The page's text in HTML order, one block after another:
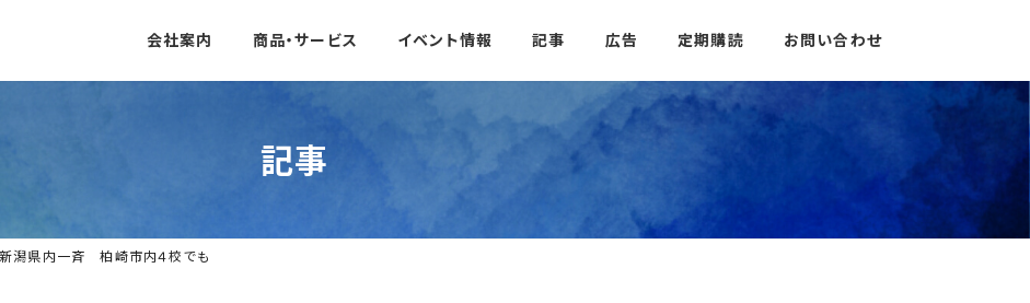
会社案内 商品・サービス イベント情報 記事 広告 定期購読 お問い合わせ
記事
潟県内一斉 柏崎市内４校でも